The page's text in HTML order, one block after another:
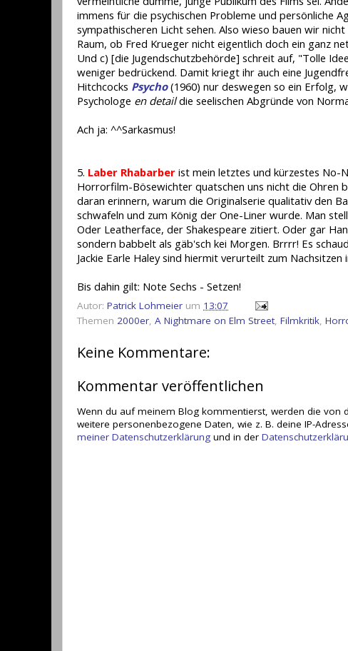
immens für die psychischen Probleme und persönliche
sympathischeren Licht sehen. Also wieso bauen wir
Raum, ob Fred Krueger nicht eigentlich doch ein ganz
Und c) [die Jugendschutzbehörde] schreit auf, "Tolle
weniger bedrückend. Damit kriegt ihr auch eine
Hitchcocks Psycho(1960) nur deswegen so ein Erfolg,
Psychologe en detaildie seelischen Abgründe von
Ach ja: ^^Sarkasmus!
5. Laber Rhabarber ist mein letztes und kürzestes No-
Horrorfilm-Bösewichter quatschen uns nicht die Ohren
daran erinnern, warum die Originalserie qualitativ den
schwafeln und zum König der One-Liner wurde. Man
Oder Leatherface, der Shakespeare zitiert. Oder gar
sondern babbelt als gäb'sch kei Morgen. Brrrr! Es
Jackie Earle Haley sind hiermit verurteilt zum Nachsitzen
Bis dahin gilt: Note Sechs - Setzen!
Autor: Patrick Lohmeier um 13:07
Themen 2000er A Nightmare on Elm Street Filmkritik
Keine Kommentare:
Kommentar veröffentlichen
Wenn du auf meinem Blog kommentierst, werden die von
weitere personenbezogene Daten, wie z. B. deine IP-
meiner Datenschutzerklärung und in der